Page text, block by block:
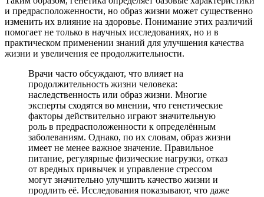
и предрасположенности, но образ жизни может существенно
изменить их влияние на здоровье. Понимание этих различий
помогает не только в научных исследованиях, но и в
практическом применении знаний для улучшения качества
жизни и увеличения ее продолжительности.
Врачи часто обсуждают, что влияет на
продолжительность жизни человека:
наследственность или образ жизни. Многие
эксперты сходятся во мнении, что генетические
факторы действительно играют значительную
роль в предрасположенности к определённым
заболеваниям. Однако, по их словам, образ жизни
имеет не менее важное значение. Правильное
питание, регулярные физические нагрузки, отказ
от вредных привычек и управление стрессом
могут значительно улучшить качество жизни и
продлить её. Исследования показывают, что даже